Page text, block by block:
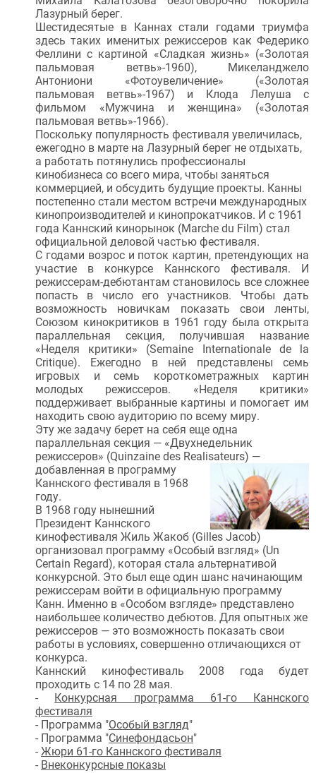
Лазурный берег.
Шестидесятые в Каннах стали годами триумфа
здесь таких именитых режиссеров как Федерико
Феллини c картиной «Сладкая жизнь» («Золотая
пальмовая ветвь»-1960), Микеланджело
Антониони «Фотоувеличение» («Золотая
пальмовая ветвь»-1967) и Клода Лелуша с
фильмом «Мужчина и женщина» («Золотая
пальмовая ветвь»-1966).
Поскольку популярность фестиваля увеличилась,
ежегодно в марте на Лазурный берег не отдыхать,
а работать потянулись профессионалы
кинобизнеса со всего мира, чтобы заняться
коммерцией, и обсудить будущие проекты. Канны
постепенно стали местом встречи международных
кинопроизводителей и кинопрокатчиков. И с 1961
года Каннский кинорынок (Marche du Film) стал
официальной деловой частью фестиваля.
С годами возрос и поток картин, претендующих на
участие в конкурсе Каннского фестиваля. И
режиссерам-дебютантам становилось все сложнее
попасть в число его участников. Чтобы дать
возможность новичкам показать свои ленты,
Союзом кинокритиков в 1961 году была открыта
параллельная секция, получившая название
«Неделя критики» (Semaine Internationale de la
Critique). Ежегодно в ней представлены семь
игровых и семь короткометражных картин
молодых режиссеров. «Неделя критики»
поддерживает выбранные картины и помогает им
находить свою аудиторию по всему миру.
Эту же задачу берет на себя еще одна
параллельная секция — «Двухнедельник
режиссеров» (Quinzaine des Realisateurs) —
добавленная в программу
Каннского фестиваля в 1968
году.
В 1968 году нынешний
Президент Каннского
кинофестиваля Жиль Жакоб (Gilles Jacob)
организовал программу «Особый взгляд» (Un
Certain Regard), которая стала альтернативой
конкурсной. Это был еще один шанс начинающим
режиссерам войти в официальную программу
Канн. Именно в «Особом взгляде» представлено
наибольшее количество дебютов. Для опытных же
режиссеров — это возможность показать свои
работы в условиях, совершенно отличающихся от
конкурса.
Каннский кинофестиваль 2008 года будет
проходить с 14 по 28 мая.
-
Конкурсная программа 61-го Каннского
фестиваля
- Программа "Особый взгляд"
- Программа "Синефондасьон"
- Жюри 61-го Каннского фестиваля
- Внеконкурсные показы